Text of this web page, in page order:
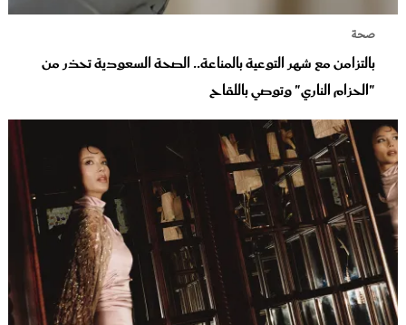
صحة
بالتزامن مع شهر التوعية بالمناعة.. الصحة السعودية تحذر من
"الحزام الناري" وتوصي باللقاح